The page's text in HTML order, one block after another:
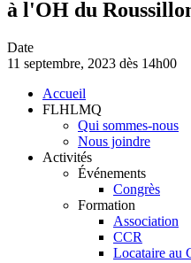
à l'OH du
Date
11 septembre, 2023 dès 14h00
Navigation
principale
Accueil
FLHLMQ
Qui sommes-nous
Nous joindre
Activités
Événements
Congrès
Formation
Association
CCR
Locataire au